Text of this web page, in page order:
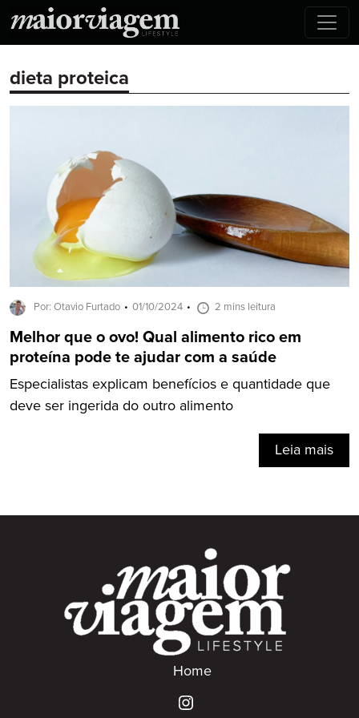
dieta proteica
Por: Otavio Furtado 01/10/2024 2 mins leitura
Melhor que o ovo! Qual alimento rico em
proteína pode te ajudar com a saúde
Especialistas explicam benefícios e quantidade que
deve ser ingerida do outro alimento
Leia mais
Home